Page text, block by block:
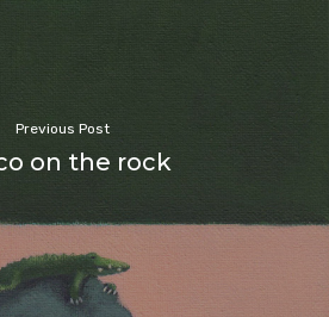
Previous Post
on the rock